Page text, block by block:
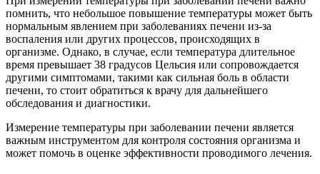
помнить, что небольшое повышение температуры может быть
нормальным явлением при заболеваниях печени из-за
воспаления или других процессов, происходящих в
организме. Однако, в случае, если температура длительное
время превышает 38 градусов Цельсия или сопровождается
другими симптомами, такими как сильная боль в области
печени, то стоит обратиться к врачу для дальнейшего
обследования и диагностики.
Измерение температуры при заболевании печени является
важным инструментом для контроля состояния организма и
может помочь в оценке эффективности проводимого лечения.